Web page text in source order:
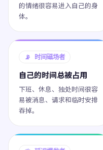
的情绪很容易进入自己的身
体。
📡 时间磁场者
自己的时间总被占用
下班、休息、独处时间很容
易被消息、请求和临时安排
吞掉。